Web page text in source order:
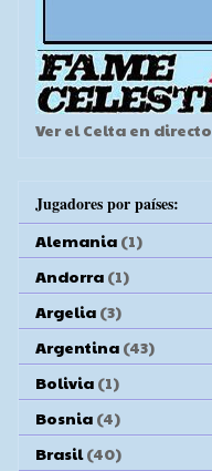
Ver el Celta en directo
Jugadores por países:
Alemania (1)
Andorra (1)
Argelia (3)
Argentina (43)
Bolivia (1)
Bosnia (4)
Brasil (40)